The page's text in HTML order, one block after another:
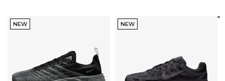
NEW NEW